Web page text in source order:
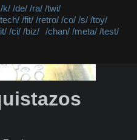
/k/ /de/ /ra/ /twi/
/fit/ /retro/ /co/ /s/ /toy/
/ci/ /biz/ /chan/ /meta/ /test/